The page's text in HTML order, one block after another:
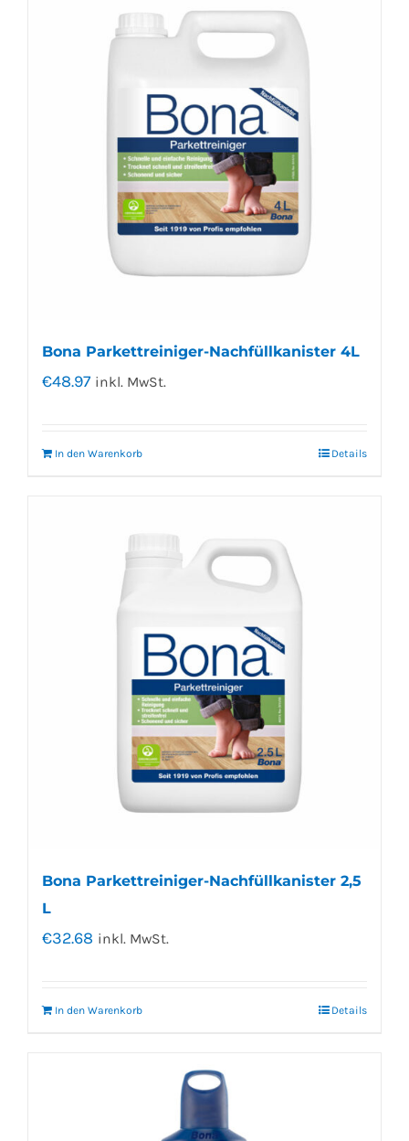
Bona Parkettreiniger-Nachfüllkanister 4L
€48.97 inkl. MwSt.
In den Warenkorb Details
Bona Parkettreiniger-Nachfüllkanister 2,5
L
€32.68 inkl. MwSt.
In den Warenkorb Details